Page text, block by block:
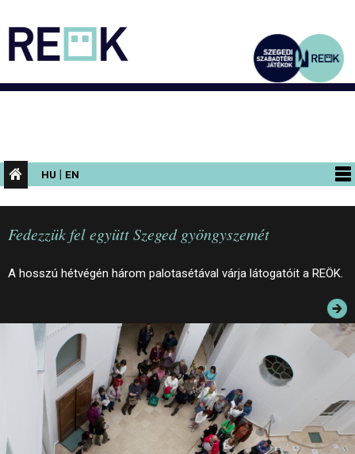
HU | EN
PROGRAMOK
KIÁLLÍTÁSOK
AZ ÉPÜLET
KONFERENCIA
JEGYEK
ELÉRHETŐSÉG
PALOTASÉTÁK ÉS VEZETÉSEK
Fedezzük fel együtt Szeged gyöngyszemét
A hosszú hétvégén három palotasétával várja látogatóit a REÖK.